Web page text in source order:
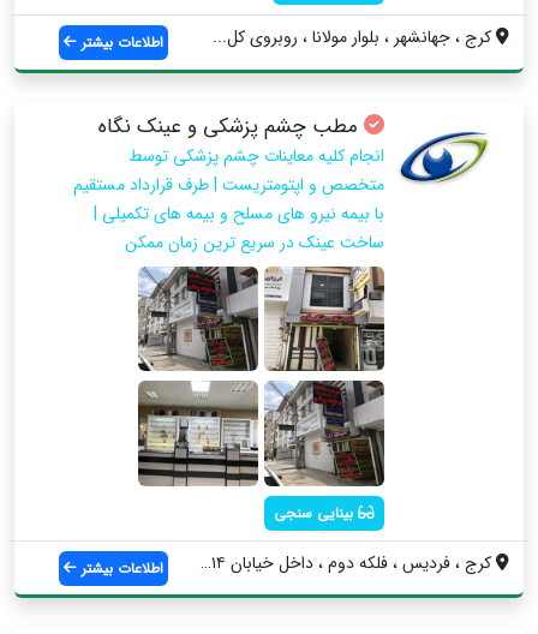
کرج ، جهانشهر ، بلوار مولانا ، روبروی کل... اطلاعات بیشتر
مطب چشم پزشکی و عینک نگاه
انجام کلیه معاینات چشم پزشکی توسط
متخصص و اپتومتریست | طرف قرارداد مستقیم
با بیمه نیرو های مسلح و بیمه های تکمیلی |
ساخت عینک در سریع ترین زمان ممکن
بینایی سنجی
کرج ، فردیس ، فلکه دوم ، داخل خیابان ۱۴ ... اطلاعات بیشتر